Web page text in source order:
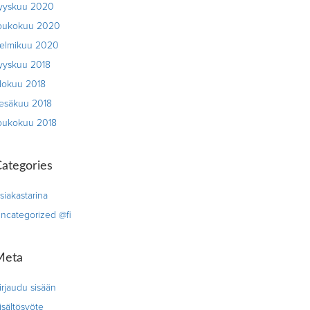
2020
2020
2020
2018
2018
2018
2018
@fi
sisään